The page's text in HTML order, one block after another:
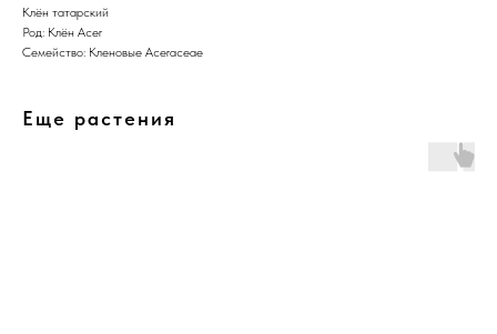
Клён татарский
Род: Клён Acer
Семейство: Кленовые Aceraceae
Еще растения